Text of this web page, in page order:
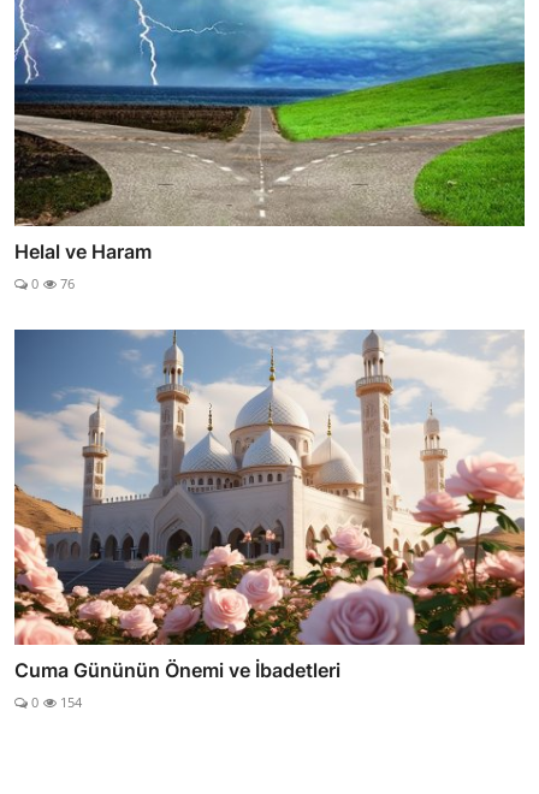
Helal ve Haram
0 76
Cuma Gününün Önemi ve İbadetleri
0 154